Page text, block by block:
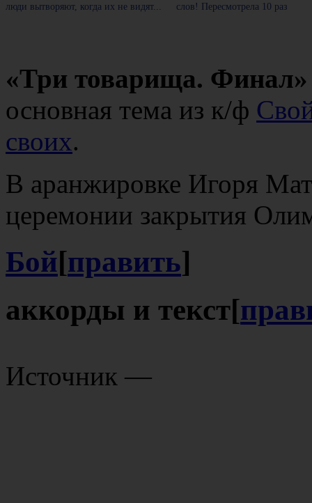
люди вытворяют, когда их не видят...
слов! Пересмотрела 10 раз
«Три товарища. Финал»
основная тема из к/ф
своих.
В аранжировке Игоря
церемонии закрытия
Бой[править]
аккорды и текст[
Источник —